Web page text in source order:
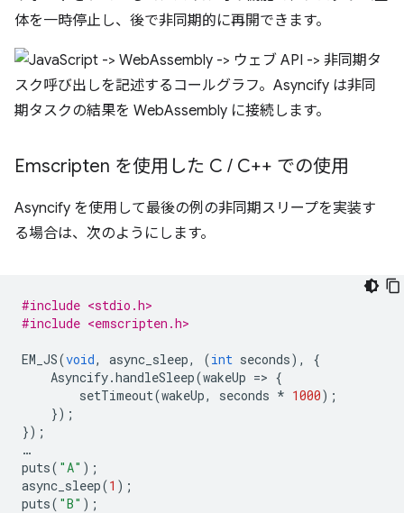
体を一時停止し、後で非同期的に再開できます。
Emscripten を使用した C / C++ での使用
Asyncify を使用して最後の例の非同期スリープを実装す
る場合は、次のようにします。
#include <stdio.h>
#include <emscripten.h>
EM_JS(void, async_sleep, (int seconds),
{
Asyncify.handleSleep(wakeUp => {
setTimeout(wakeUp, seconds * 1000);
});
});
…
puts( "A" );
async_sleep(1 );
puts( "B" );